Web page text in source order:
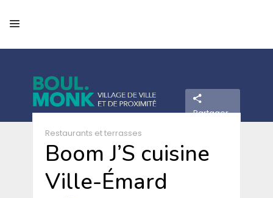
Partager
Restaurants et terrasses
Boom J’S cuisine
Ville-Émard